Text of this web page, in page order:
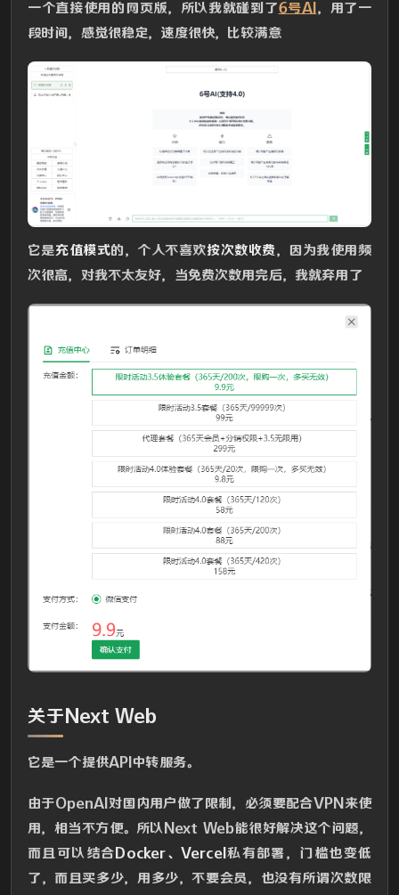
一个直接使用的网页版，所以我就碰到了6号AI ，用了一
段时间，感觉很稳定，速度很快，比较满意
它是充值模式的，个人不喜欢按次数收费
，因为我使用频
次很高，对我不太友好，当免费次数用完后，我就弃用了
关于Next Web
它是一个提供API中转服务。
由于OpenAI对国内用户做了限制，必须要配合VPN来使
用，相当不方便。所以Next Web能很好解决这个问题，
而且可以结合 Docker、Vercel 私有部署，门槛也变低
了，而且买多少，用多少，不要会员，也没有所谓次数限